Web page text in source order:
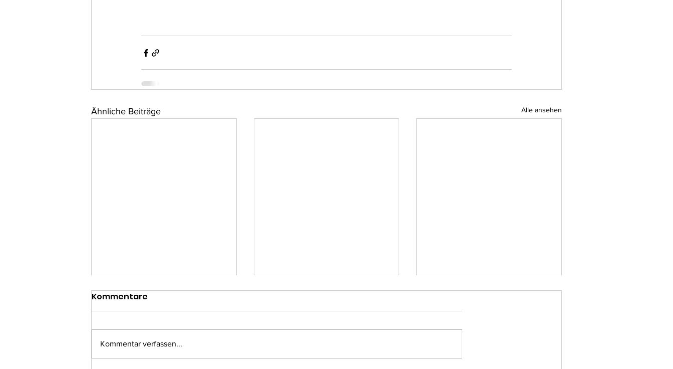
Ähnliche Beiträge Alle ansehen
Kommentare
Kommentar verfassen...